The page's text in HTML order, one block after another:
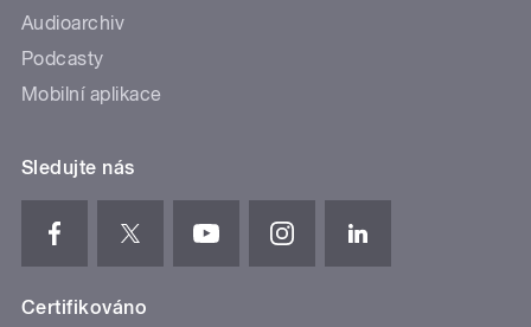
Audioarchiv
Podcasty
Mobilní aplikace
Sledujte nás
Certifikováno